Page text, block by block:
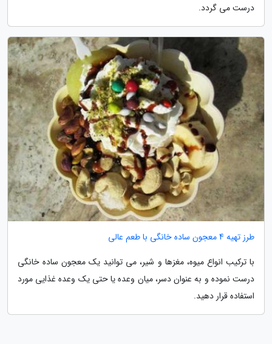
درست می گردد.
طرز تهیه 4 معجون ساده خانگی با طعم عالی
با ترکیب انواع میوه، مغزها و شیر، می توانید یک معجون ساده خانگی
درست نموده و به عنوان دسر، میان وعده یا حتی یک وعده غذایی مورد
استفاده قرار دهید.